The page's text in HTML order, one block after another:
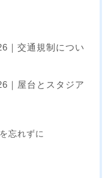
｜交通規制につい
｜屋台とスタジア
忘れずに